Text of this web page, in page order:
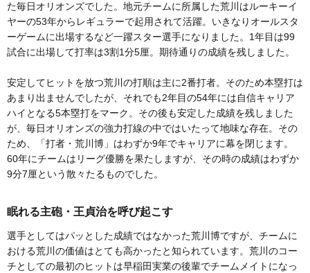
た毎日オリオンズでした。地元チームに所属した荒川はルーキーイ
ヤーの53年からレギュラーで起用されて活躍。いきなりオールスタ
ーゲームに出場するなど一躍スター選手になりました。1年目は99
試合に出場して打率は3割1分5厘。期待通りの成績を残しました。
安定してヒットを放つ荒川の打順は主に2番打者。そのため本塁打は
あまり出ませんでしたが、それでも2年目の54年には自信キャリア
ハイとなる5本塁打をマーク。その後も安定した成績を残しました
が、毎日オリオンズの強力打線の中ではいたって地味な存在。その
ため、「打者・荒川博」はわずか9年でキャリアに幕を閉じます。
60年にチームはリーグ優勝を果たしますが、その時の成績はわずか
9分7厘という散々たるものでした。
眠れる主砲・王貞治を呼び起こす
選手としてはパッとした成績ではなかった荒川博ですが、チームに
おける荒川の価値はとても高かったと知られています。荒川のコー
チとしての最初のヒットは早稲田実業の後輩でチームメイトになっ